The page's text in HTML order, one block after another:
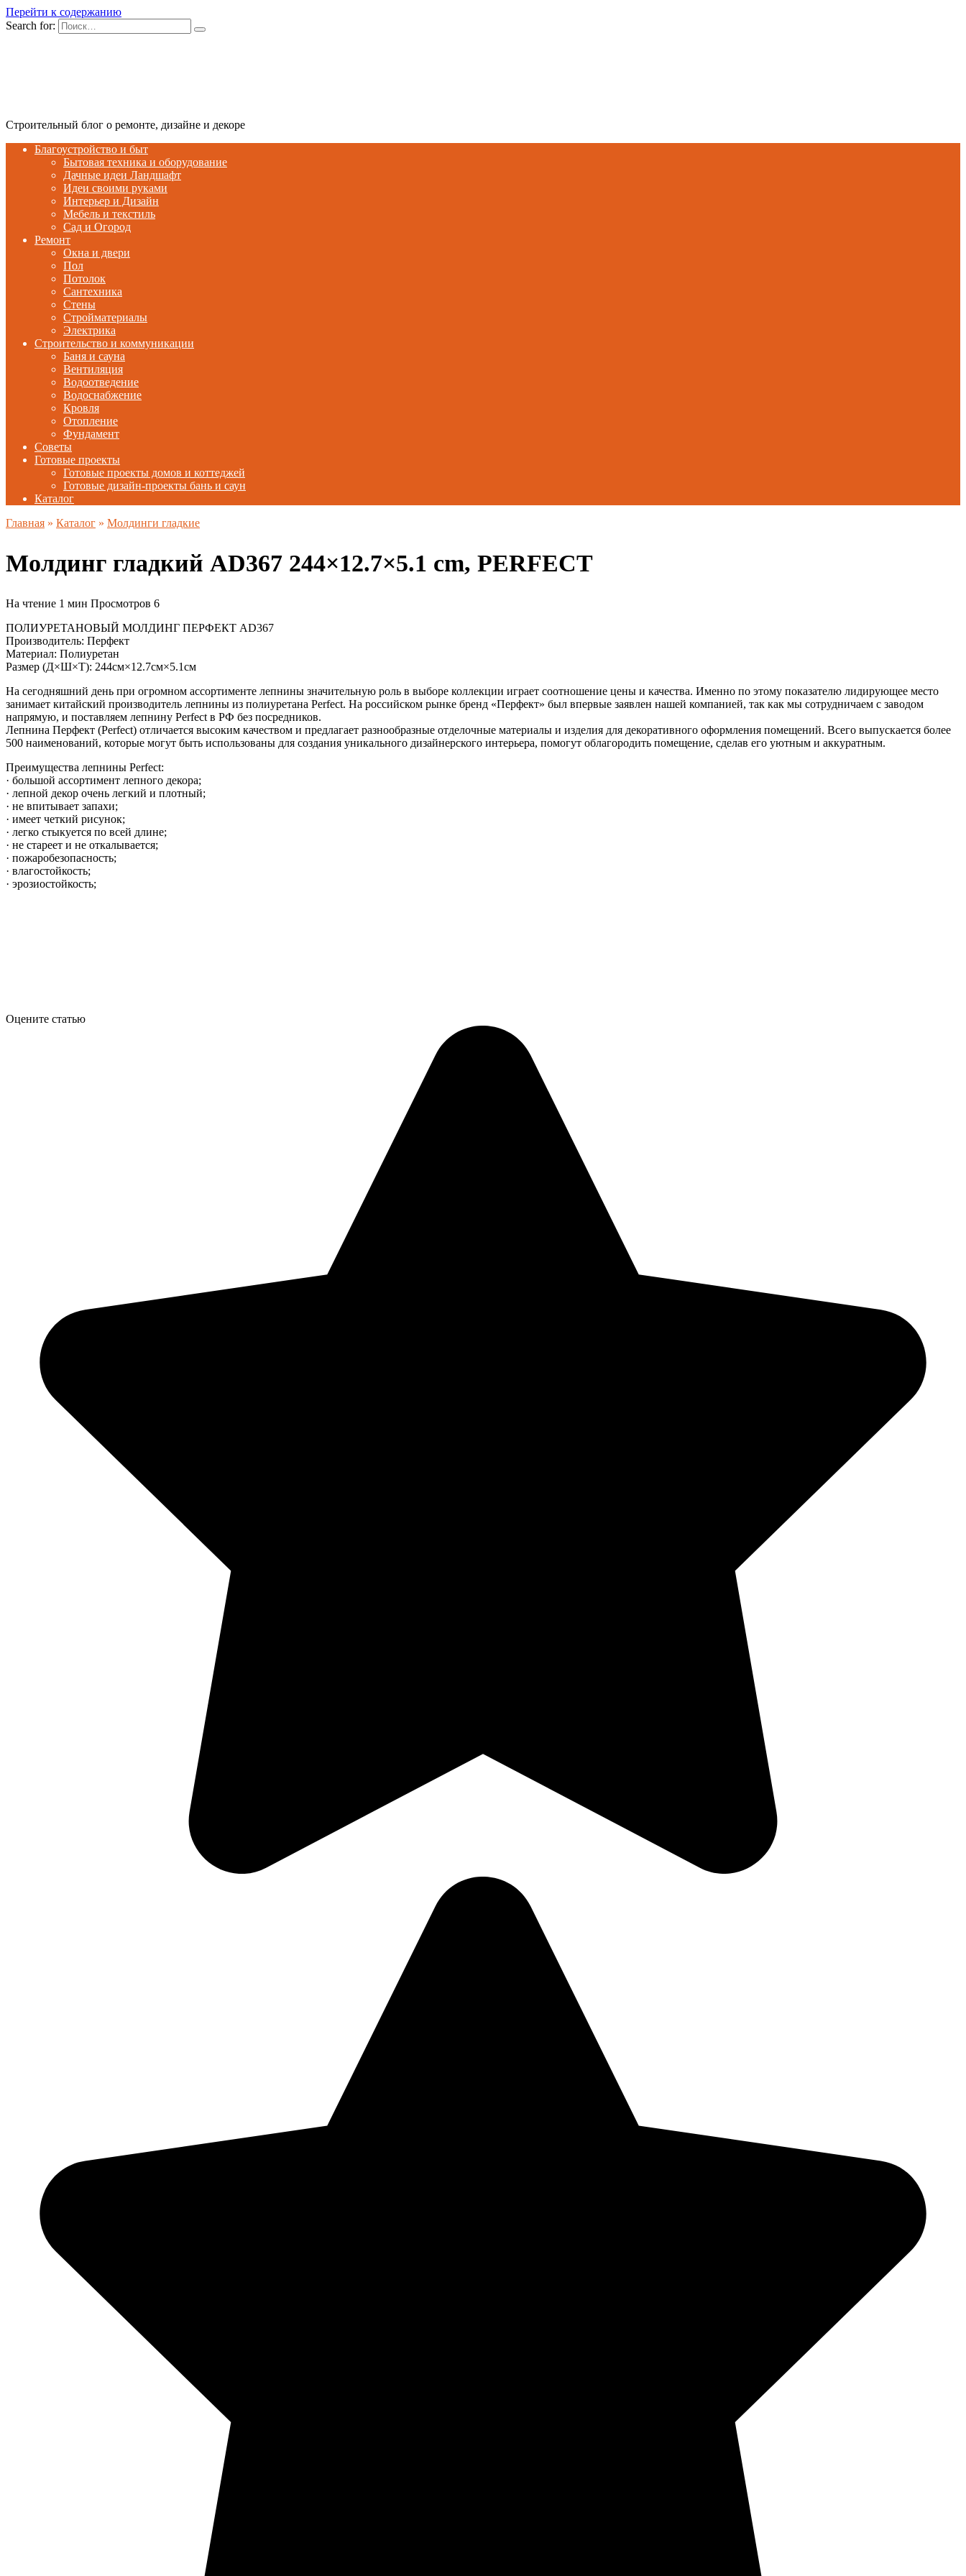
Перейти к содержанию
Search for:
Строительный блог о ремонте, дизайне и декоре
Благоустройство и быт
Бытовая техника и оборудование
Дачные идеи Ландшафт
Идеи своими руками
Интерьер и Дизайн
Мебель и текстиль
Сад и Огород
Ремонт
Окна и двери
Пол
Потолок
Сантехника
Стены
Стройматериалы
Электрика
Строительство и коммуникации
Баня и сауна
Вентиляция
Водоотведение
Водоснабжение
Кровля
Отопление
Фундамент
Советы
Готовые проекты
Готовые проекты домов и коттеджей
Готовые дизайн-проекты бань и саун
Каталог
Главная » Каталог » Молдинги гладкие
Молдинг гладкий AD367 244×12.7×5.1 cm, PERFECT
На чтение 1 мин Просмотров 6
ПОЛИУРЕТАНОВЫЙ МОЛДИНГ ПЕРФЕКТ AD367
Производитель: Перфект
Материал: Полиуретан
Размер (Д×Ш×Т): 244см×12.7см×5.1см
На сегодняшний день при огромном ассортименте лепнины значительную роль в выборе коллекции играет соотношение цены и качества. Именно по этому показателю лидирующее место
занимает китайский производитель лепнины из полиуретана Perfect. На российском рынке бренд «Перфект» был впервые заявлен нашей компанией, так как мы сотрудничаем с заводом
напрямую, и поставляем лепнину Perfect в РФ без посредников.
Лепнина Перфект (Perfect) отличается высоким качеством и предлагает разнообразные отделочные материалы и изделия для декоративного оформления помещений. Всего выпускается более
500 наименований, которые могут быть использованы для создания уникального дизайнерского интерьера, помогут облагородить помещение, сделав его уютным и аккуратным.
Преимущества лепнины Perfect:
· большой ассортимент лепного декора;
· лепной декор очень легкий и плотный;
· не впитывает запахи;
· имеет четкий рисунок;
· легко стыкуется по всей длине;
· не стареет и не откалывается;
· пожаробезопасность;
· влагостойкость;
· эрозиостойкость;
Оцените статью